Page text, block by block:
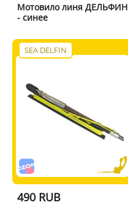
Мотовило линя ДЕЛЬФИН
- синее
SEA DELFIN
490 RUB